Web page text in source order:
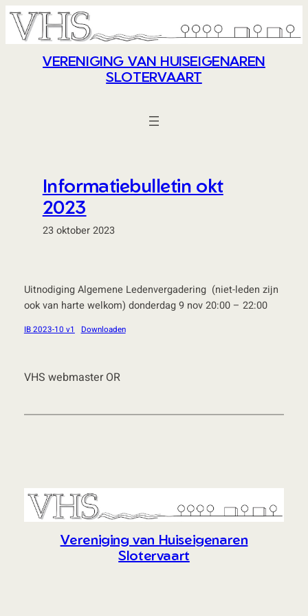
Ga
naar
de
VERENIGING VAN HUISEIGENAREN
SLOTERVAART
Informatiebulletin okt
2023
23 oktober 2023
Uitnodiging Algemene Ledenvergadering (niet-leden zijn
ook van harte welkom) donderdag 9 nov 20:00 – 22:00
IB 2023-10 v1 Downloaden
VHS webmaster OR
Vereniging van Huiseigenaren
Slotervaart